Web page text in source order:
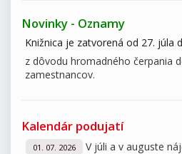
Novinky - Oznamy
Knižnica je zatvorená od 27. júla
z dôvodu hromadného čerpania
zamestnancov.
Kalendár podujatí
01. 07. 2026
V júli a v auguste